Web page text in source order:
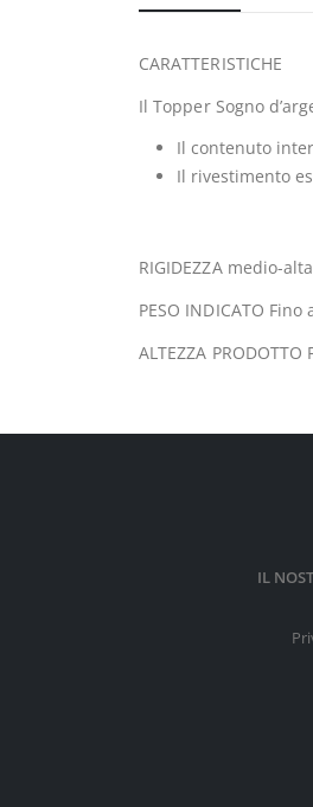
CARATTERISTICHE
Il Topper Sogno
Il contenuto
Il rivestimento
RIGIDEZZA medio-alta
PESO INDICATO Fino
ALTEZZA
IL